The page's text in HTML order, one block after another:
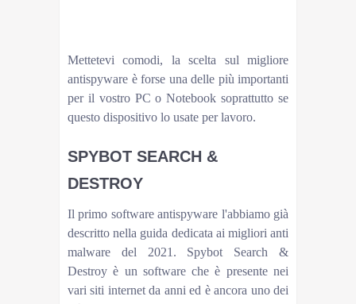
Mettetevi comodi, la scelta sul migliore
antispyware è forse una delle più importanti
per il vostro PC o Notebook soprattutto se
questo dispositivo lo usate per lavoro.
SPYBOT SEARCH &
DESTROY
Il primo software antispyware l'abbiamo già
descritto nella guida dedicata ai migliori anti
malware del 2021. Spybot Search &
Destroy è un software che è presente nei
vari siti internet da anni ed è ancora uno dei